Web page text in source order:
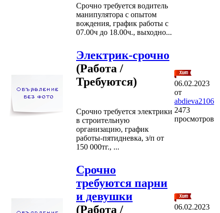
Срочно требуется водитель
манипулятора с опытом
вождения, график работы с
07.00ч до 18.00ч., выходно...
Электрик-срочно
(Работа /
Требуются)
Срочно требуется электрики
в строительную
организацию, график
работы-пятидневка, з/п от
150 000тг., ...
06.02.2023
от
abdieva2106
2473
просмотров
Срочно
требуются парни
и девушки
(Работа /
06.02.2023